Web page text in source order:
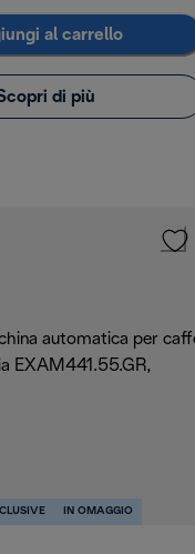
al carrello
di più
IN OMAGGIO